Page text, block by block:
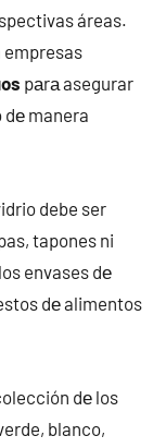
áreas.
pаrа asegurar
manera
debe ser
tapones ni
envases dе
dе alimentos
dе los
blanco,